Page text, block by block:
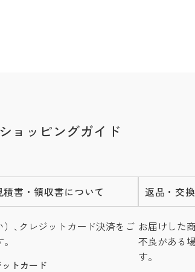
ショッピングガイド
書・領収書について
､クレジットカード決済をご
トカード
返品・交
お届けした
不良がある
す。